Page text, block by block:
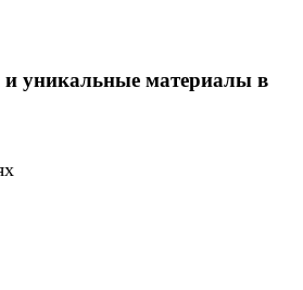
уникальные материалы в